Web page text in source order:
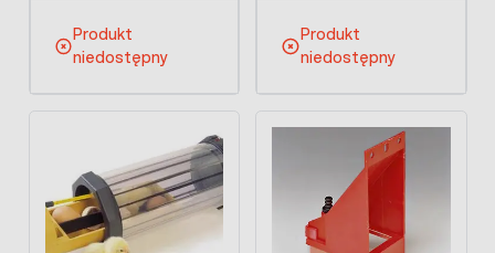
Produkt
niedostępny
Produkt
niedostępny